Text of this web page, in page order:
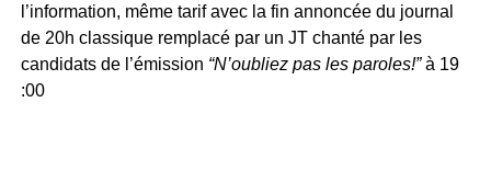
l’information, même tarif avec la fin annoncée du journal
de 20h classique remplacé par un JT chanté par les
candidats de l’émission “N’oubliez pas les paroles!”à 19
:00